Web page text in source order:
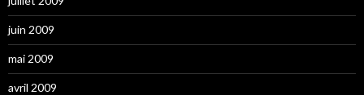
juin 2009
mai 2009
avril 2009